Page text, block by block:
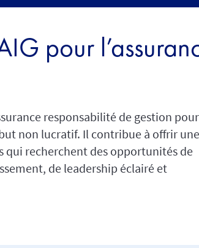
pour
responsabilité de gestion pour
non lucratif. Il contribue à offrir une
qui recherchent des opportunités de
de leadership éclairé et